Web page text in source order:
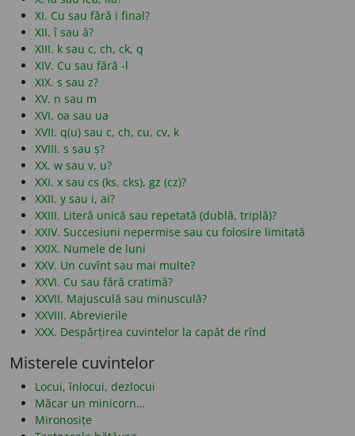
XI. Cu sau fără i final?
XII. î sau â?
XIII. k sau c, ch, ck, q
XIV. Cu sau fără -l
XIX. s sau z?
XV. n sau m
XVI. oa sau ua
XVII. q(u) sau c, ch, cu, cv, k
XVIII. s sau ș?
XX. w sau v, u?
XXI. x sau cs (ks, cks), gz (cz)?
XXII. y sau i, ai?
XXIII. Literă unică sau repetată (dublă, triplă)?
XXIV. Succesiuni nepermise sau cu folosire limitată
XXIX. Numele de luni
XXV. Un cuvînt sau mai multe?
XXVI. Cu sau fără cratimă?
XXVII. Majusculă sau minusculă?
XXVIII. Abrevierile
XXX. Despărțirea cuvintelor la capăt de rînd
Misterele cuvintelor
Locui, înlocui, dezlocui
Măcar un minicorn…
Mironosițe